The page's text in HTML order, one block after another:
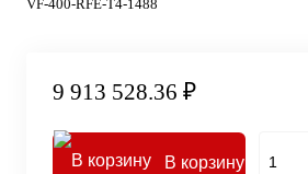
VF-400-RFE-T4-1488
9 913 528.36 ₽
В корзину